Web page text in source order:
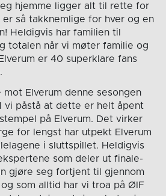
hjemme ligger alt til rette for
så takknemlige for hver og en
Heldigvis har familien til
totalen når vi møter familie og
er 40 superklare fans
Elverum denne sesongen
vi påstå at dette er helt åpent
på Elverum. Det virker
for lengst har utpekt Elverum
i sluttspillet. Heldigvis
som deler ut finale-
gjøre seg fortjent til gjennom
og som alltid har vi troa på ØIF